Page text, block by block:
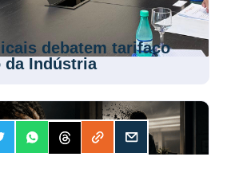
debatem tarifaço
Indústria